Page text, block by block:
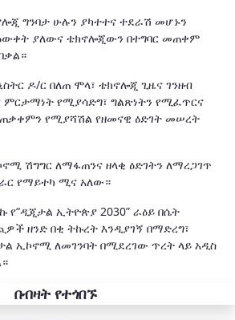
ግንባታ ሁሉን ያካተተና ተደራሽ መሆኑን
ያለውና ቴክኖሎጂውን በተግባር መጠቀም
ዶ/ር በለጠ ሞላ፣ ቴክኖሎጂ ጊዜና ገንዘብ
የሚያሳድግ፣ ግልጽነትን የሚፈጥርና
የሚያሻሽል የዘመናዊ ዕድገት መሠረት
ሽግግር ለማፋጠንና ዘላቂ ዕድገትን ለማረጋገጥ
የማይተካ ሚና አለው።
ኢትዮጵያ 2030” ራዕይ በሴት
ዘንድ በቂ ትኩረት እንዲያገኝ በማድረግ፣
ኢኮኖሚ ለመገንባት በሚደረገው ጥረት ላይ አዲስ
በብዛት የተጎበኙ